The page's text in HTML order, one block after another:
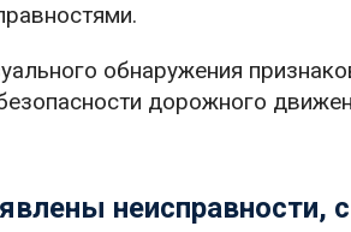
обнаружения
дорожного
неисправности,